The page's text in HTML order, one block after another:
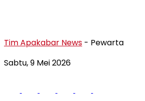
Tim Apakabar News - Pewarta
Sabtu, 9 Mei 2026